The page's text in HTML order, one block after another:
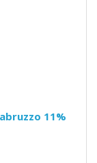
11%